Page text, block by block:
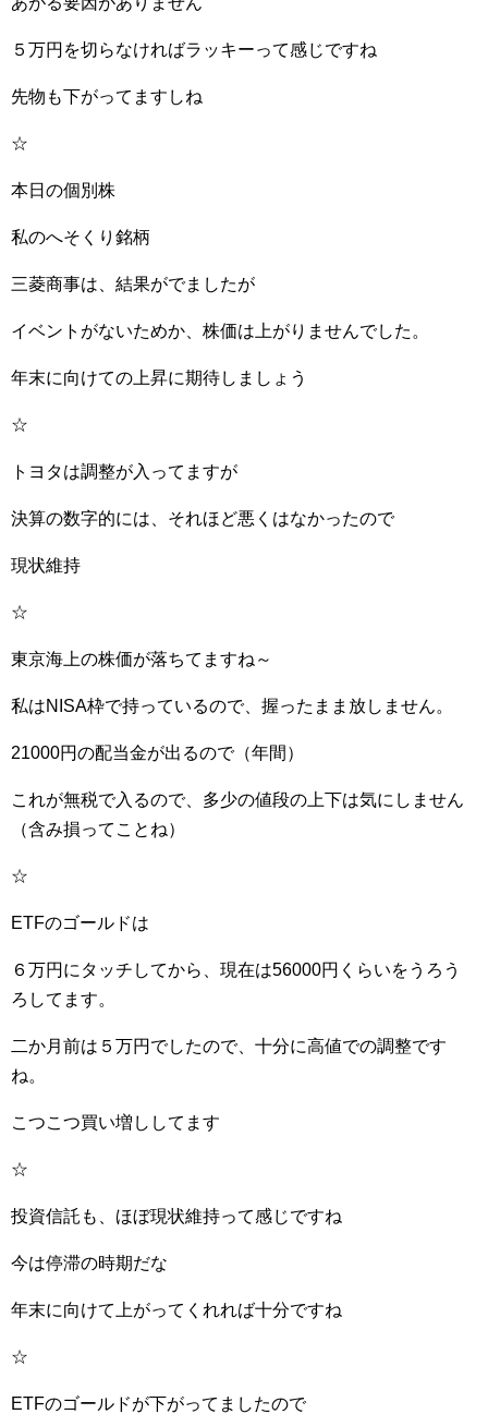
５万円を切らなければラッキーって感じですね
先物も下がってますしね
☆
本日の個別株
私のへそくり銘柄
三菱商事は、結果がでましたが
イベントがないためか、株価は上がりませんでした。
年末に向けての上昇に期待しましょう
☆
トヨタは調整が入ってますが
決算の数字的には、それほど悪くはなかったので
現状維持
☆
東京海上の株価が落ちてますね～
私はNISA枠で持っているので、握ったまま放しません。
21000円の配当金が出るので（年間）
これが無税で入るので、多少の値段の上下は気にしません
（含み損ってことね）
☆
ETFのゴールドは
６万円にタッチしてから、現在は56000円くらいをうろう
ろしてます。
二か月前は５万円でしたので、十分に高値での調整です
ね。
こつこつ買い増ししてます
☆
投資信託も、ほぼ現状維持って感じですね
今は停滞の時期だな
年末に向けて上がってくれれば十分ですね
☆
ETFのゴールドが下がってましたので